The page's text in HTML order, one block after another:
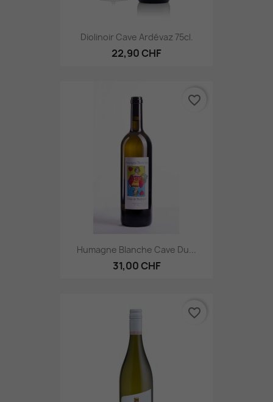
Diolinoir Cave Ardévaz 75cl.
22,90 CHF
Humagne Blanche Cave Du...
31,00 CHF
favorite_border
favorite_border